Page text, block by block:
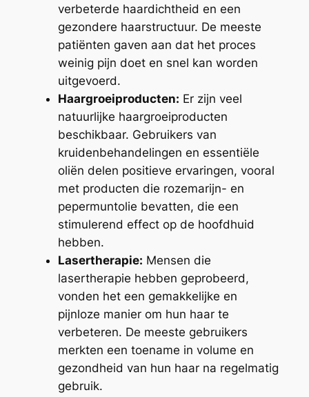
verbeterde haardichtheid en een
gezondere haarstructuur. De meeste
patiënten gaven aan dat het proces
weinig pijn doet en snel kan worden
uitgevoerd.
Haargroeiproducten: Er zijn veel
natuurlijke haargroeiproducten
beschikbaar. Gebruikers van
kruidenbehandelingen en essentiële
oliën delen positieve ervaringen, vooral
met producten die rozemarijn- en
pepermuntolie bevatten, die een
stimulerend effect op de hoofdhuid
hebben.
Lasertherapie: Mensen die
lasertherapie hebben geprobeerd,
vonden het een gemakkelijke en
pijnloze manier om hun haar te
verbeteren. De meeste gebruikers
merkten een toename in volume en
gezondheid van hun haar na regelmatig
gebruik.